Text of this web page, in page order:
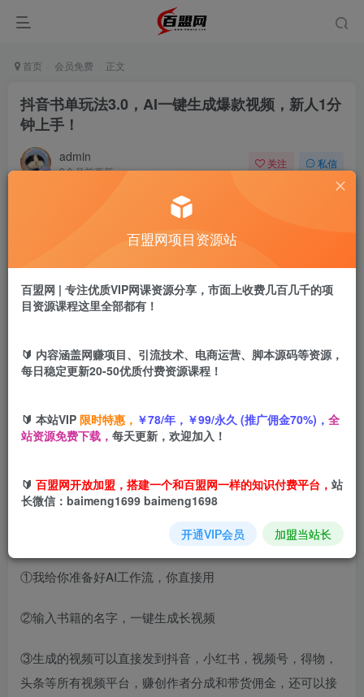
首页 会员免费 正文
抖音书单玩法3.0，AI一键生成爆款视频，新人1分
钟上手！
admin
9个月前更新
关注 私信
抖音书单玩法3.0，AI一键生成爆款视频，新人1分钟上手！
盟币 9.9
立即购买
今天给大家带来的项目是《抖音书单玩法3.0，AI一键生成爆
①我给你准备好AI工作流，你直接用
②输入书籍的名字，一键生成长视频
③生成的视频可以直接发到抖音，小红书，视频号，得物，
头条等所有视频平台，赚创作者分成和带货佣金，还可以接
百盟网项目资源站
百盟网 | 专注优质VIP网课资源分享，市面上收费几百几千的项
目资源课程这里全部都有！
🔰 内容涵盖网赚项目、引流技术、电商运营、脚本源码等资源，
每日稳定更新20-50优质付费资源课程！
🔰 本站VIP 限时特惠， ￥78/年，￥99/永久 (推广佣金70%)， 全
站资源免费下载， 每天更新，欢迎加入！
🔰 百盟网开放加盟，搭建一个和百盟网一样的知识付费平台， 站
长微信：baimeng1699 baimeng1698
开通VIP会员 加盟当站长